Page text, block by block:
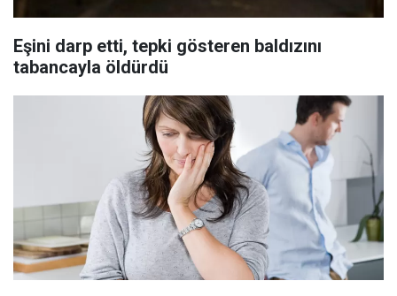
Eşini darp etti, tepki gösteren baldızını
tabancayla öldürdü